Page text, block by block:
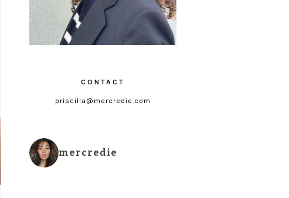
CONTACT
priscilla@mercredie.com
mercredie